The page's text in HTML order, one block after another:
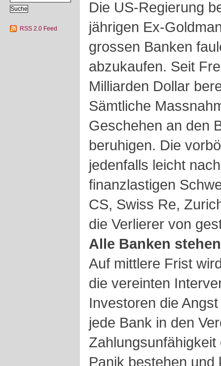
RSS 2.0 Feed
Die US-Regierung
jährigen Ex-
grossen Banken
abzukaufen. Seit
Milliarden Dollar
Sämtliche
Geschehen an den
beruhigen. Die
jedenfalls leicht
finanzlastigen
CS, Swiss Re,
die Verlierer von
Alle Banken
Auf mittlere Frist
die vereinten
Investoren die
jede Bank in den
Panik bestehen